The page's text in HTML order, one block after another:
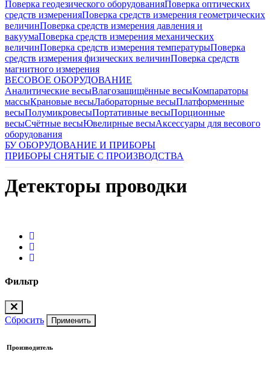
Поверка геодезического оборудованияПоверка оптических
средств измеренияПоверка средств измерения геометрических
величинПоверка средств измерения давления и
вакуумаПоверка средств измерения механических
величинПоверка средств измерения температурыПоверка
средств измерения физических величинПоверка средств
магнитного измерения
ВЕСОВОЕ ОБОРУДОВАНИЕ
Аналитические весыВлагозащищённые весыКомпараторы
массыКрановые весыЛабораторные весыПлатформенные
весыПолумикровесыПортативные весыПорционные
весыСчётные весыЮвелирные весыАксессуары для весового
оборудования
БУ ОБОРУДОВАНИЕ И ПРИБОРЫ
ПРИБОРЫ СНЯТЫЕ С ПРОИЗВОДСТВА
Детекторы проводки
Фильтр
Сбросить Применить
Производитель